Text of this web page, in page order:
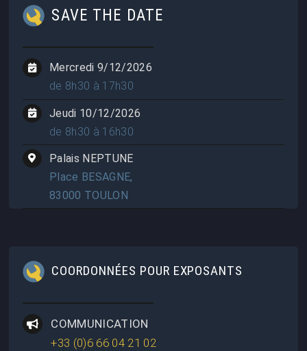
SAVE THE DATE
Mercredi 9/12/2026
de 8h30 à 17h30
Jeudi 10/12/2026
de 8h30 à 16h30
Palais NEPTUNE
Place BESAGNE,
83000 TOULON
COORDONNÉES POUR EXPOSANTS
COMMUNICATION
+33 (0)6 66 04 21 02